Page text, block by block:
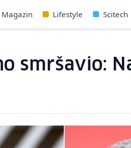
Magazin Lifestyle Scitech
smršavio: